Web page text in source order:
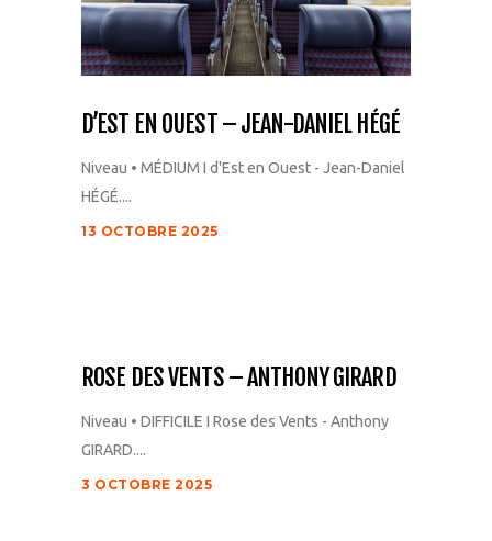
D’EST EN OUEST – JEAN-DANIEL HÉGÉ
Niveau • MÉDIUM I d'Est en Ouest - Jean-Daniel
HÉGÉ....
13 OCTOBRE 2025
ROSE DES VENTS – ANTHONY GIRARD
Niveau • DIFFICILE I Rose des Vents - Anthony
GIRARD....
3 OCTOBRE 2025